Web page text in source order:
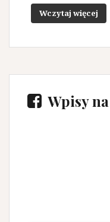
Wczytaj więcej
Wpisy